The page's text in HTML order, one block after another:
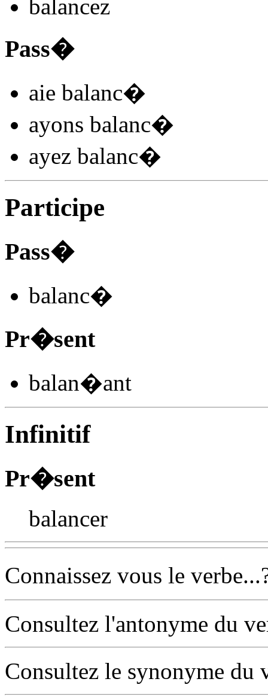
balancez
Pass�
aie balanc�
ayons balanc�
ayez balanc�
Participe
Pass�
balanc�
Pr�sent
balan�ant
Infinitif
Pr�sent
balancer
Connaissez vous le
Consultez l'antonyme du
Consultez le synonyme du